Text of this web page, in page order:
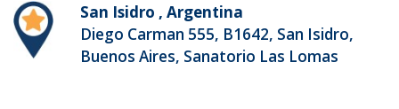
San Isidro , Argentina
Diego Carman 555, B1642, San Isidro,
Buenos Aires, Sanatorio Las Lomas